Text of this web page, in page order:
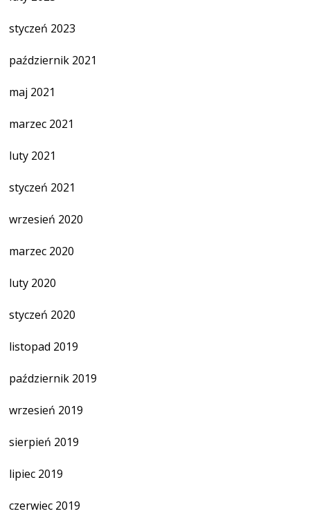
styczeń 2023
październik 2021
maj 2021
marzec 2021
luty 2021
styczeń 2021
wrzesień 2020
marzec 2020
luty 2020
styczeń 2020
listopad 2019
październik 2019
wrzesień 2019
sierpień 2019
lipiec 2019
czerwiec 2019